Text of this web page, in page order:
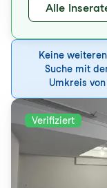
Alle
Keine
Suche mit
Umkreis
Verifiziert